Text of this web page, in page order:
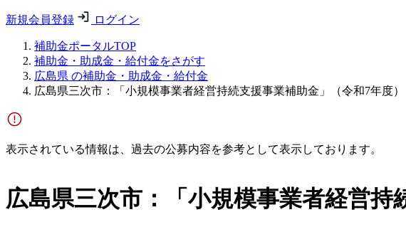
新規会員登録 ログイン
補助金ポータルTOP
補助金・助成金・給付金をさがす
広島県 の補助金・助成金・給付金
広島県三次市：「小規模事業者経営持続支援事業補助金」（令和7年度）
表示されている情報は、過去の公募内容を参考として表示しております。
広島県三次市：「小規模事業者経営持